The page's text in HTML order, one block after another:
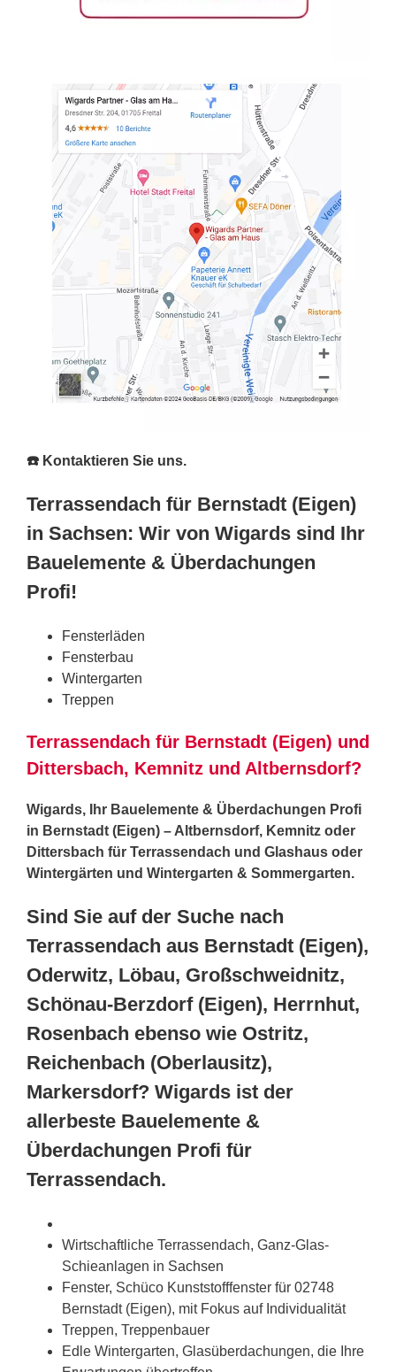
☎️ Kontaktieren Sie uns.
Terrassendach für Bernstadt (Eigen)
in Sachsen: Wir von Wigards sind Ihr
Bauelemente & Überdachungen
Profi!
Fensterläden
Fensterbau
Wintergarten
Treppen
Terrassendach für Bernstadt (Eigen) und
Dittersbach, Kemnitz und Altbernsdorf?
Wigards, Ihr Bauelemente & Überdachungen Profi
in Bernstadt (Eigen) – Altbernsdorf, Kemnitz oder
Dittersbach für Terrassendach und Glashaus oder
Wintergärten und Wintergarten & Sommergarten.
Sind Sie auf der Suche nach
Terrassendach aus Bernstadt (Eigen),
Oderwitz, Löbau, Großschweidnitz,
Schönau-Berzdorf (Eigen), Herrnhut,
Rosenbach ebenso wie Ostritz,
Reichenbach (Oberlausitz),
Markersdorf? Wigards ist der
allerbeste Bauelemente &
Überdachungen Profi für
Terrassendach.
Wirtschaftliche Terrassendach, Ganz-Glas-
Schieanlagen in Sachsen
Fenster, Schüco Kunststofffenster für 02748
Bernstadt (Eigen), mit Fokus auf Individualität
Treppen, Treppenbauer
Edle Wintergarten, Glasüberdachungen, die Ihre